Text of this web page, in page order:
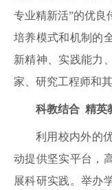
专业精新活”的优良
培养模式和机制的
新精神、实践能力
家、研究工程师和
科教结合 精英
利用校内外的
动提供坚实平台，
展科研实践。举办